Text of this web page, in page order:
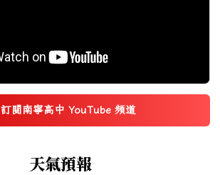
訂閱南寧高中 YouTube 頻道
(另開新視窗)
天氣預報